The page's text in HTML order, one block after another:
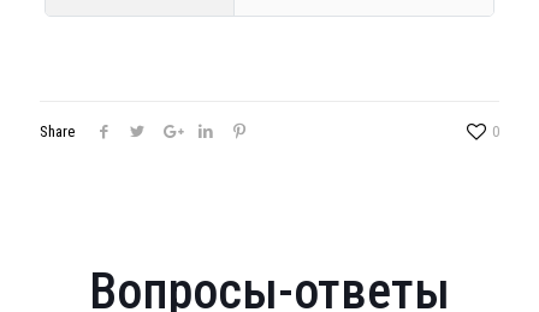
Share 0
Вопросы-ответы